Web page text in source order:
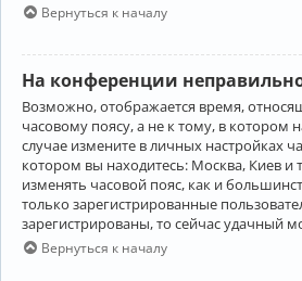
Вернуться к началу
На конференции
Возможно, отображается время,
часовому поясу, а не к тому, в котором
случае измените в личных настройках
котором вы находитесь: Москва, Киев и
изменять часовой пояс, как и
только зарегистрированные
зарегистрированы, то сейчас удачный
Вернуться к началу